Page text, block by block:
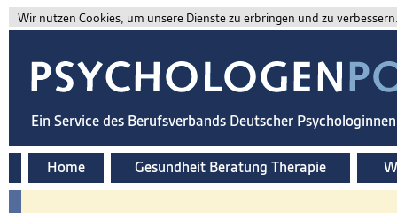
Wir nutzen Cookies, um unsere Dienste zu erbringen und zu
Ein Service des Berufsverbands Deutscher
Home Gesundheit Beratung Therapie